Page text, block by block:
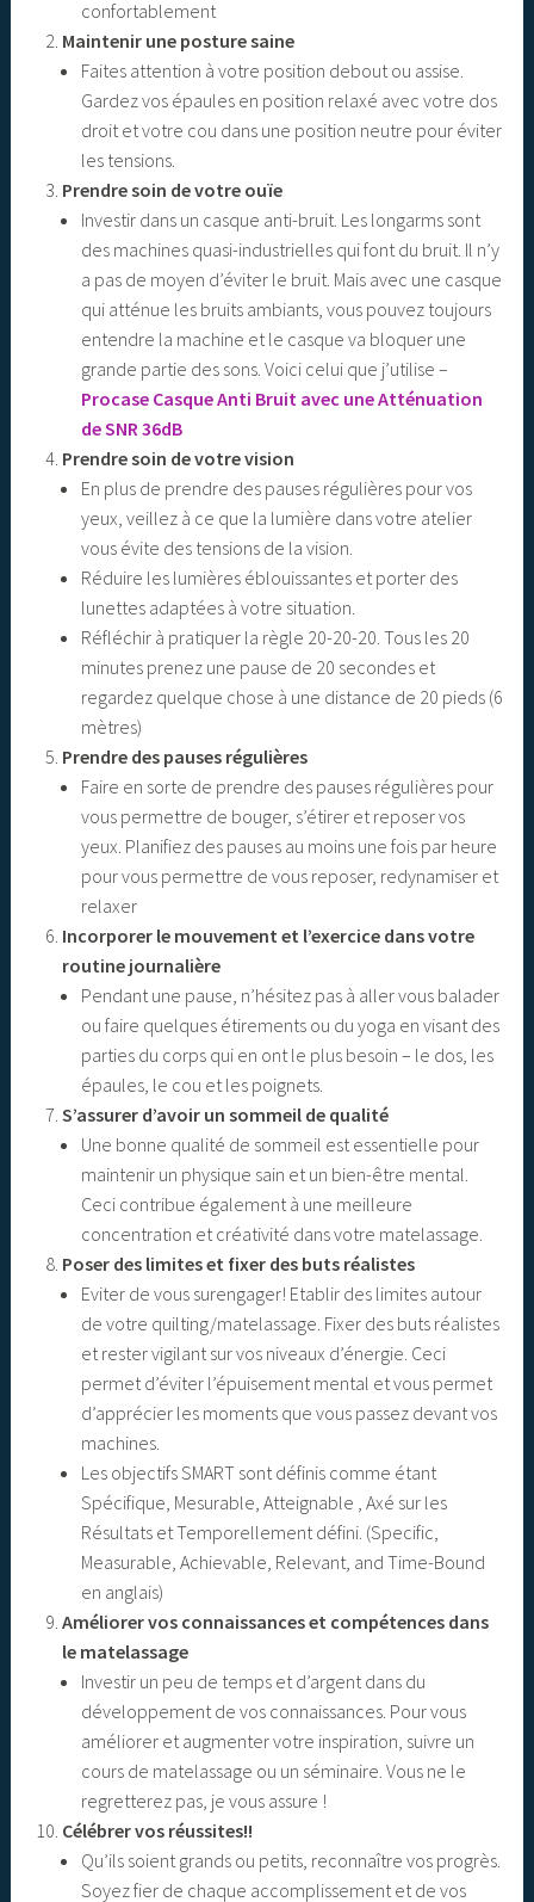
confortablement
Maintenir une posture saine
Faites attention à votre position debout ou assise.
Gardez vos épaules en position relaxé avec votre dos
droit et votre cou dans une position neutre pour éviter
les tensions.
Prendre soin de votre ouïe
Investir dans un casque anti-bruit. Les longarms sont
des machines quasi-industrielles qui font du bruit. Il n’y
a pas de moyen d’éviter le bruit. Mais avec une casque
qui atténue les bruits ambiants, vous pouvez toujours
entendre la machine et le casque va bloquer une
grande partie des sons. Voici celui que j’utilise –
Procase Casque Anti Bruit avec une Atténuation
de SNR 36dB
Prendre soin de votre vision
En plus de prendre des pauses régulières pour vos
yeux, veillez à ce que la lumière dans votre atelier
vous évite des tensions de la vision.
Réduire les lumières éblouissantes et porter des
lunettes adaptées à votre situation.
Réfléchir à pratiquer la règle 20-20-20. Tous les 20
minutes prenez une pause de 20 secondes et
regardez quelque chose à une distance de 20 pieds (6
mètres)
Prendre des pauses régulières
Faire en sorte de prendre des pauses régulières pour
vous permettre de bouger, s’étirer et reposer vos
yeux. Planifiez des pauses au moins une fois par heure
pour vous permettre de vous reposer, redynamiser et
relaxer
Incorporer le mouvement et l’exercice dans votre
routine journalière
Pendant une pause, n’hésitez pas à aller vous balader
ou faire quelques étirements ou du yoga en visant des
parties du corps qui en ont le plus besoin – le dos, les
épaules, le cou et les poignets.
S’assurer d’avoir un sommeil de qualité
Une bonne qualité de sommeil est essentielle pour
maintenir un physique sain et un bien-être mental.
Ceci contribue également à une meilleure
concentration et créativité dans votre matelassage.
Poser des limites et fixer des buts réalistes
Eviter de vous surengager! Etablir des limites autour
de votre quilting/matelassage. Fixer des buts réalistes
et rester vigilant sur vos niveaux d’énergie. Ceci
permet d’éviter l’épuisement mental et vous permet
d’apprécier les moments que vous passez devant vos
machines.
Les objectifs SMART sont définis comme étant
Spécifique, Mesurable, Atteignable , Axé sur les
Résultats et Temporellement défini. (Specific,
Measurable, Achievable, Relevant, and Time-Bound
en anglais)
Améliorer vos connaissances et compétences dans
le matelassage
Investir un peu de temps et d’argent dans du
développement de vos connaissances. Pour vous
améliorer et augmenter votre inspiration, suivre un
cours de matelassage ou un séminaire. Vous ne le
regretterez pas, je vous assure !
Célébrer vos réussites!!
Qu’ils soient grands ou petits, reconnaître vos progrès.
Soyez fier de chaque accomplissement et de vos